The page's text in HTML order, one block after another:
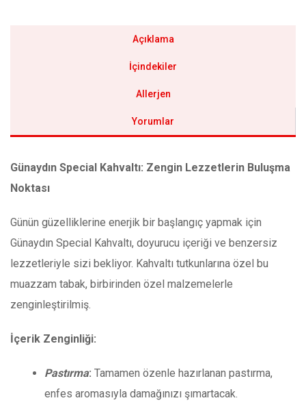
Açıklama
İçindekiler
Allerjen
Yorumlar
Günaydın Special Kahvaltı: Zengin Lezzetlerin Buluşma
Noktası
Günün güzelliklerine enerjik bir başlangıç yapmak için
Günaydın Special Kahvaltı, doyurucu içeriği ve benzersiz
lezzetleriyle sizi bekliyor. Kahvaltı tutkunlarına özel bu
muazzam tabak, birbirinden özel malzemelerle
zenginleştirilmiş.
İçerik Zenginliği:
Pastırma: Tamamen özenle hazırlanan pastırma,
enfes aromasıyla damağınızı şımartacak.